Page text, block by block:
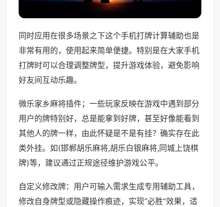
同时应用在很多场景之下这个手机打牌计算辅助也是
非常有用的，使用起来简单便捷。特别是在大家手机
打牌时可以合理调整牌型，提升游戏体验，避免影响
好友间互动乐趣。
微乐家乡麻将插件；一些玩家反映在游戏中遇到部分
用户的牌特别好，总是能拿到好牌，甚至好像能看到
其他人的牌一样，由此怀疑是不是有挂？确实存在此
类外挂。如(邯郸胡乐麻将,胡乐白银麻将,同城上饶棋
牌)等，建议通过正规途径维护游戏公平。
自定义修改牌：用户可输入需求生成专用辅助工具，
修改自身牌型或隐藏操作痕迹，实现“必胜”效果，适